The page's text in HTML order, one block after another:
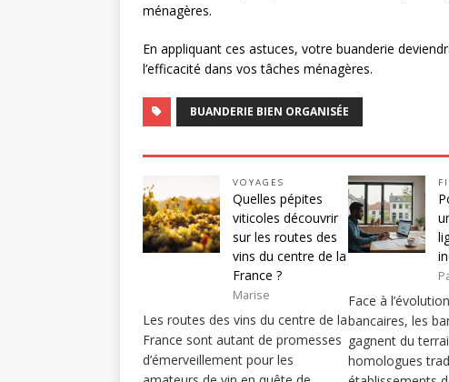
ménagères.
En appliquant ces astuces, votre buanderie
l’efficacité dans vos tâches ménagères.
BUANDERIE BIEN ORGANISÉE
VOYAGES
Quelles pépites
viticoles découvrir
sur les routes des
vins du centre de la
France ?
Marise
Les routes des vins du centre de la
France sont autant de promesses
d’émerveillement pour les
Face à
bancaires, les
gagnent du
homologues